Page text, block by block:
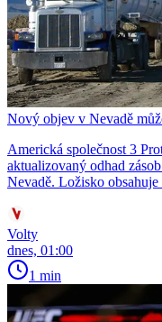
Nový objev v Nevadě
Americká společnost 3
aktualizovaný odhad
Nevadě. Ložisko
Volty
dnes, 01:00
1 min